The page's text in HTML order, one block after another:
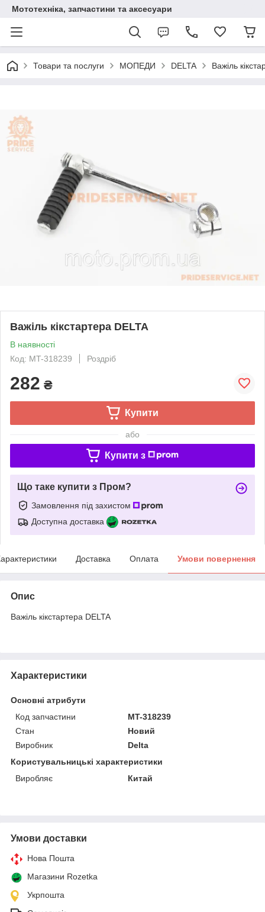
Мототехніка, запчастини та аксесуари
Товари та послуги МОПЕДИ DELTA Важіль
Важіль кікстартера DELTA
В наявності
Код: MT-318239
Роздріб
282 ₴
Купити
або
Купити з
Що таке купити з Пром?
Замовлення під захистом
Доступна доставка
Доставка Оплата Умови повернення
Опис
Важіль кікстартера DELTA
Характеристики
Основні атрибути
Код запчастини
MT-318239
Стан
Новий
Виробник
Delta
Користувальницькі характеристики
Виробляє
Китай
Умови доставки
Нова Пошта
Магазини Rozetka
Укрпошта